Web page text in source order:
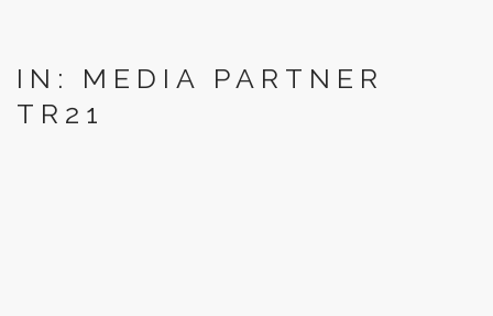
DIVENTA SPONSOR
INFO
IN: MEDIA PARTNER
TR21